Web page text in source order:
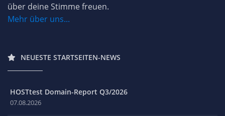
über deine Stimme freuen.
Mehr über uns...
NEUESTE STARTSEITEN-NEWS
HOSTtest Domain-Report Q3/2026
07.08.2026